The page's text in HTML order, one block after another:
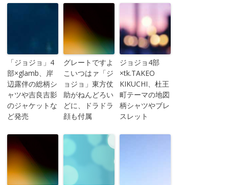
「ジョジョ」4
部×glamb、岸
辺露伴の総柄シ
ャツや吉良吉影
のジャケットな
ど発売
グレートですよ
こいつはァ「ジ
ョジョ」東方仗
助がねんどろい
どに、ドラドラ
顔も付属
ジョジョ4部
×tk.TAKEO
KIKUCHI、杜王
町テーマの地図
柄シャツやブレ
スレット